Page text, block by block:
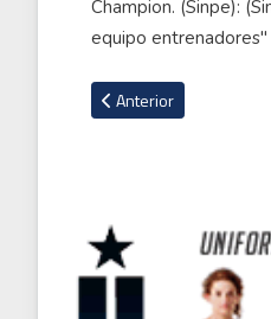
Artículo anterior:
Anterior